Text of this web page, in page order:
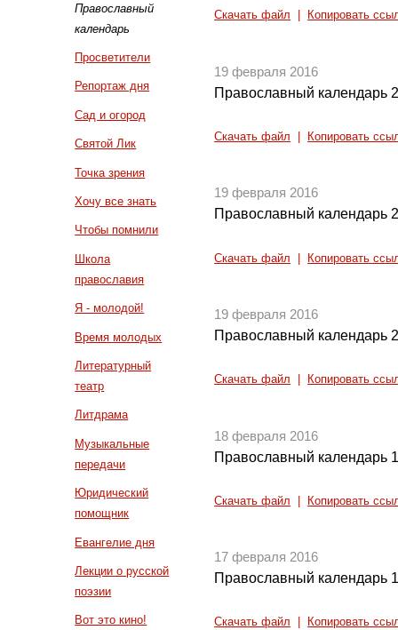
Православный
календарь
Просветители
Репортаж дня
Сад и огород
Святой Лик
Точка зрения
Хочу все знать
Чтобы помнили
Школа
православия
Я - молодой!
Время молодых
Литературный
театр
Литдрама
Музыкальные
передачи
Юридический
помощник
Евангелие дня
Лекции о русской
поэзии
Вот это кино!
Скачать файл Копировать
19 февраля 2016
Православный календарь
Скачать файл Копировать
19 февраля 2016
Православный календарь
Скачать файл Копировать
19 февраля 2016
Православный календарь
Скачать файл Копировать
18 февраля 2016
Православный календарь
Скачать файл Копировать
17 февраля 2016
Православный календарь
Скачать файл Копировать